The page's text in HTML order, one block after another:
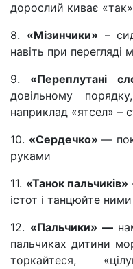
дорослий киває «так»
8. «Мізинчики» –
навіть при перегляді
9. «Переплутані
довільному
наприклад «ятсел» –
10. «Сердечко» —
руками
11. «Танок пальчиків»
істот і танцюйте ними
12. «Пальчики» —
пальчиках дитини
торкайтеся,